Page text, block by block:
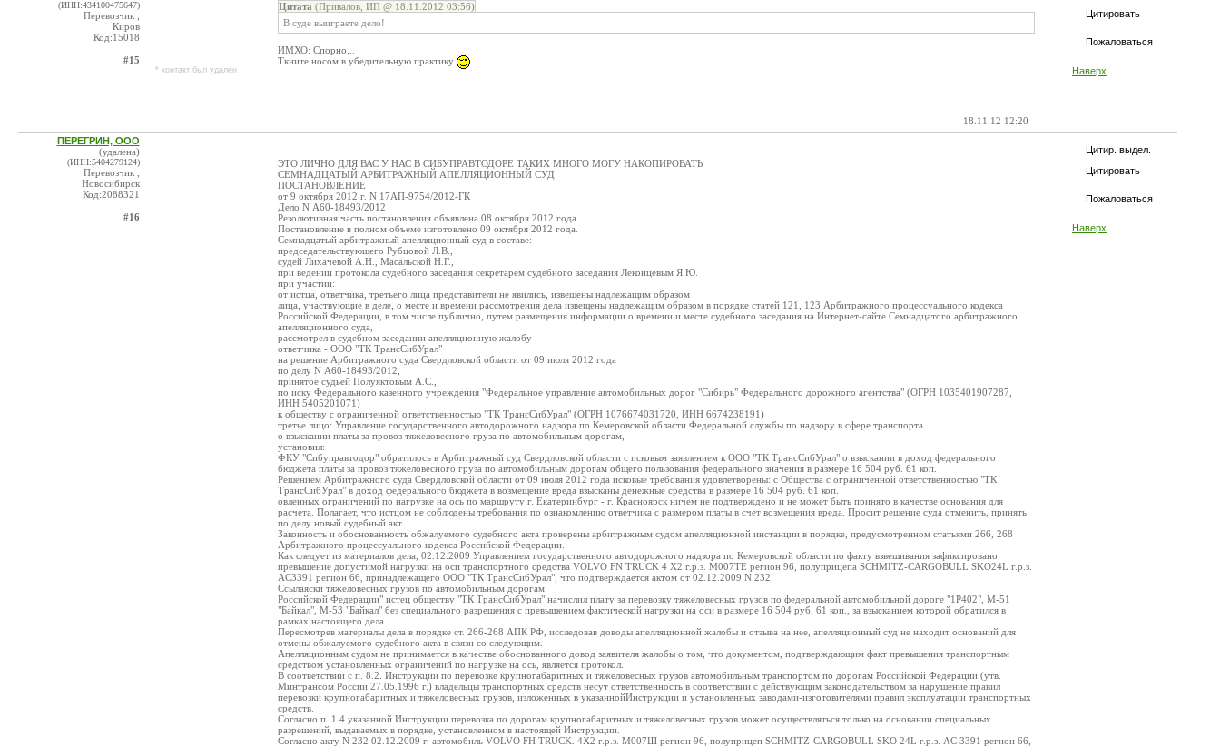
Цитировать
Пожаловаться
Наверх
(ИНН:434100475647)
Перевозчик ,
Киров
Код:15018
#15
* контакт был удален
Цитата (Привалов, ИП @ 18.11.2012 03:56)
В суде выиграете дело!
ИМХО: Спорно...
Ткните носом в убедительную практику
18.11.12 12:20
Цитир. выдел.
Цитировать
Пожаловаться
Наверх
ПЕРЕГРИН, ООО
(удалена)
(ИНН:5404279124)
Перевозчик ,
Новосибирск
Код:2088321
#16
ЭТО ЛИЧНО ДЛЯ ВАС У НАС В СИБУПРАВТОДОРЕ ТАКИХ МНОГО МОГУ НАКОПИРОВАТЬ
СЕМНАДЦАТЫЙ АРБИТРАЖНЫЙ АПЕЛЛЯЦИОННЫЙ СУД
ПОСТАНОВЛЕНИЕ
от 9 октября 2012 г. N 17АП-9754/2012-ГК
Дело N А60-18493/2012
Резолютивная часть постановления объявлена 08 октября 2012 года.
Постановление в полном объеме изготовлено 09 октября 2012 года.
Семнадцатый арбитражный апелляционный суд в составе:
председательствующего Рубцовой Л.В.,
судей Лихачевой А.Н., Масальской Н.Г.,
при ведении протокола судебного заседания секретарем судебного заседания Леконцевым Я.Ю.
при участии:
от истца, ответчика, третьего лица представители не явились, извещены надлежащим образом
лица, участвующие в деле, о месте и времени рассмотрения дела извещены надлежащим образом в порядке статей 121, 123 Арбитражного процессуального кодекса
Российской Федерации, в том числе публично, путем размещения информации о времени и месте судебного заседания на Интернет-сайте Семнадцатого арбитражного
апелляционного суда,
рассмотрел в судебном заседании апелляционную жалобу
ответчика - ООО "ТК ТрансСибУрал"
на решение Арбитражного суда Свердловской области от 09 июля 2012 года
по делу N А60-18493/2012,
принятое судьей Полуяктовым А.С.,
по иску Федерального казенного учреждения "Федеральное управление автомобильных дорог "Сибирь" Федерального дорожного агентства" (ОГРН 1035401907287,
ИНН 5405201071)
к обществу с ограниченной ответственностью "ТК ТрансСибУрал" (ОГРН 1076674031720, ИНН 6674238191)
третье лицо: Управление государственного автодорожного надзора по Кемеровской области Федеральной службы по надзору в сфере транспорта
о взыскании платы за провоз тяжеловесного груза по автомобильным дорогам,
установил:
ФКУ "Сибуправтодор" обратилось в Арбитражный суд Свердловской области с исковым заявлением к ООО "ТК ТрансСибУрал" о взыскании в доход федерального
бюджета платы за провоз тяжеловесного груза по автомобильным дорогам общего пользования федерального значения в размере 16 504 руб. 61 коп.
Решением Арбитражного суда Свердловской области от 09 июля 2012 года исковые требования удовлетворены: с Общества с ограниченной ответственностью "ТК
ТрансСибУрал" в доход федерального бюджета в возмещение вреда взысканы денежные средства в размере 16 504 руб. 61 коп.
овленных ограничений по нагрузке на ось по маршруту г. Екатеринбург - г. Красноярск ничем не подтверждено и не может быть принято в качестве основания для
расчета. Полагает, что истцом не соблюдены требования по ознакомлению ответчика с размером платы в счет возмещения вреда. Просит решение суда отменить, принять
по делу новый судебный акт.
Законность и обоснованность обжалуемого судебного акта проверены арбитражным судом апелляционной инстанции в порядке, предусмотренном статьями 266, 268
Арбитражного процессуального кодекса Российской Федерации.
Как следует из материалов дела, 02.12.2009 Управлением государственного автодорожного надзора по Кемеровской области по факту взвешивания зафиксировано
превышение допустимой нагрузки на оси транспортного средства VOLVO FN TRUCK 4 Х2 г.р.з. M007TE регион 96, полуприцепа SCHMITZ-CARGOBULL SKO24L г.р.з.
AC3391 регион 66, принадлежащего ООО "ТК ТрансСибУрал", что подтверждается актом от 02.12.2009 N 232.
Ссылаяски тяжеловесных грузов по автомобильным дорогам
Российской Федерации" истец обществу "ТК ТрансСибУрал" начислил плату за перевозку тяжеловесных грузов по федеральной автомобильной дороге "1P402", М-51
"Байкал", М-53 "Байкал" без специального разрешения с превышением фактической нагрузки на оси в размере 16 504 руб. 61 коп., за взысканием которой обратился в
рамках настоящего дела.
Пересмотрев материалы дела в порядке ст. 266-268 АПК РФ, исследовав доводы апелляционной жалобы и отзыва на нее, апелляционный суд не находит оснований для
отмены обжалуемого судебного акта в связи со следующим.
Апелляционным судом не принимается в качестве обоснованного довод заявителя жалобы о том, что документом, подтверждающим факт превышения транспортным
средством установленных ограничений по нагрузке на ось, является протокол.
В соответствии с п. 8.2. Инструкции по перевозке крупногабаритных и тяжеловесных грузов автомобильным транспортом по дорогам Российской Федерации (утв.
Минтрансом России 27.05.1996 г.) владельцы транспортных средств несут ответственность в соответствии с действующим законодательством за нарушение правил
перевозки крупногабаритных и тяжеловесных грузов, изложенных в указаннойИнструкции и установленных заводами-изготовителями правил эксплуатации транспортных
средств.
Согласно п. 1.4 указанной Инструкции перевозка по дорогам крупногабаритных и тяжеловесных грузов может осуществляться только на основании специальных
разрешений, выдаваемых в порядке, установленном в настоящей Инструкции.
Согласно акту N 232 02.12.2009 г. автомобиль VOLVO FH TRUCK. 4X2 г.р.з. М007Ш регион 96, полуприцеп SCHMITZ-CARGOBULL SKO 24L г.р.з. AC 3391 регион 66,